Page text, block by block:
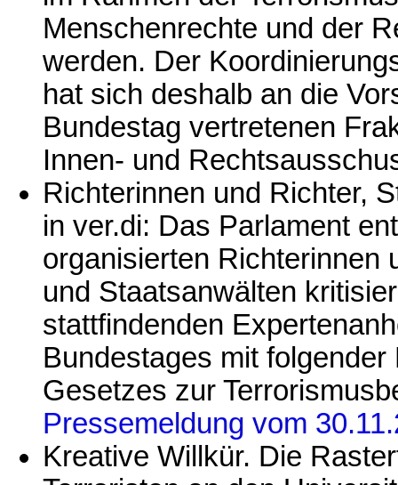
Menschenrechte und der
werden. Der
hat sich deshalb an die
Bundestag vertretenen
Innen- und
Richterinnen und Richter,
in ver.di: Das Parlament
organisierten Richterinnen
und Staatsanwälten
stattfindenden
Bundestages mit
Gesetzes zur
Pressemeldung vom
Kreative Willkür. Die